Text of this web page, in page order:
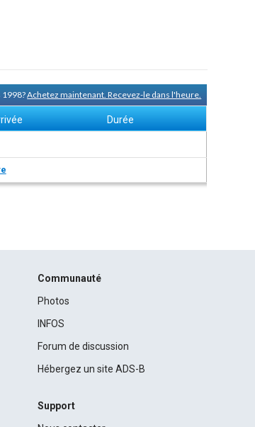
1998?Achetez maintenant. Recevez-le dans l'heure.
Durée
Communauté
Photos
INFOS
Forum de discussion
Hébergez un site ADS-B
Support